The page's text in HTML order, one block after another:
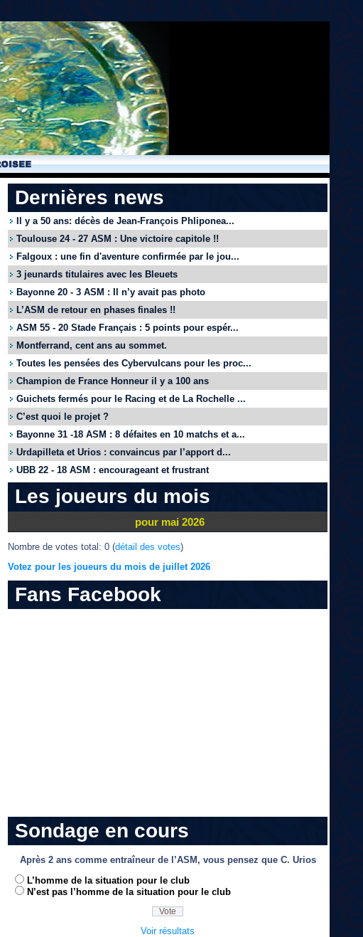
Dernières news
Il y a 50 ans: décès de Jean-François Phliponea...
Toulouse 24 - 27 ASM : Une victoire capitole !!
Falgoux : une fin d'aventure confirmée par le jou...
3 jeunards titulaires avec les Bleuets
Bayonne 20 - 3 ASM : Il n’y avait pas photo
L’ASM de retour en phases finales !!
ASM 55 - 20 Stade Français : 5 points pour espér...
Montferrand, cent ans au sommet.
Toutes les pensées des Cybervulcans pour les proc...
Champion de France Honneur il y a 100 ans
Guichets fermés pour le Racing et de La Rochelle ...
C’est quoi le projet ?
Bayonne 31 -18 ASM : 8 défaites en 10 matchs et a...
Urdapilleta et Urios : convaincus par l’apport d...
UBB 22 - 18 ASM : encourageant et frustrant
Les joueurs du mois
pour mai 2026
Nombre de votes total: 0 (détail des votes)
Votez pour les joueurs du mois de juillet 2026
Fans Facebook
Sondage en cours
Après 2 ans comme entraîneur de l’ASM, vous pensez que C. Urios
L’homme de la situation pour le club
N’est pas l’homme de la situation pour le club
Voir résultats